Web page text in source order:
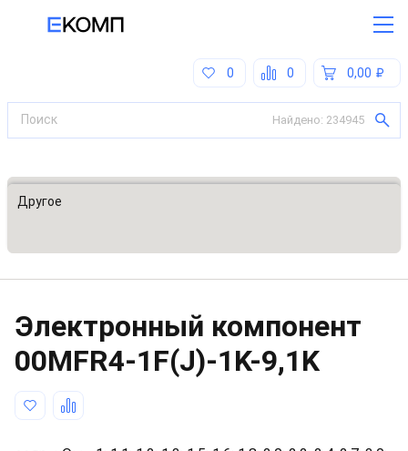
0,00
0
0
Найдено: 234945
Все категории
Другое
Электронный компонент
00MFR4-1F(J)-1K-9,1K